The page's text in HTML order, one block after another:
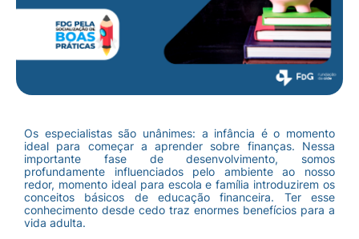
Os especialistas são unânimes: a infância é o momento
ideal para começar a aprender sobre finanças. Nessa
importante fase de desenvolvimento, somos
profundamente influenciados pelo ambiente ao nosso
redor, momento ideal para escola e família introduzirem os
conceitos básicos de educação financeira. Ter esse
conhecimento desde cedo traz enormes benefícios para a
vida adulta.